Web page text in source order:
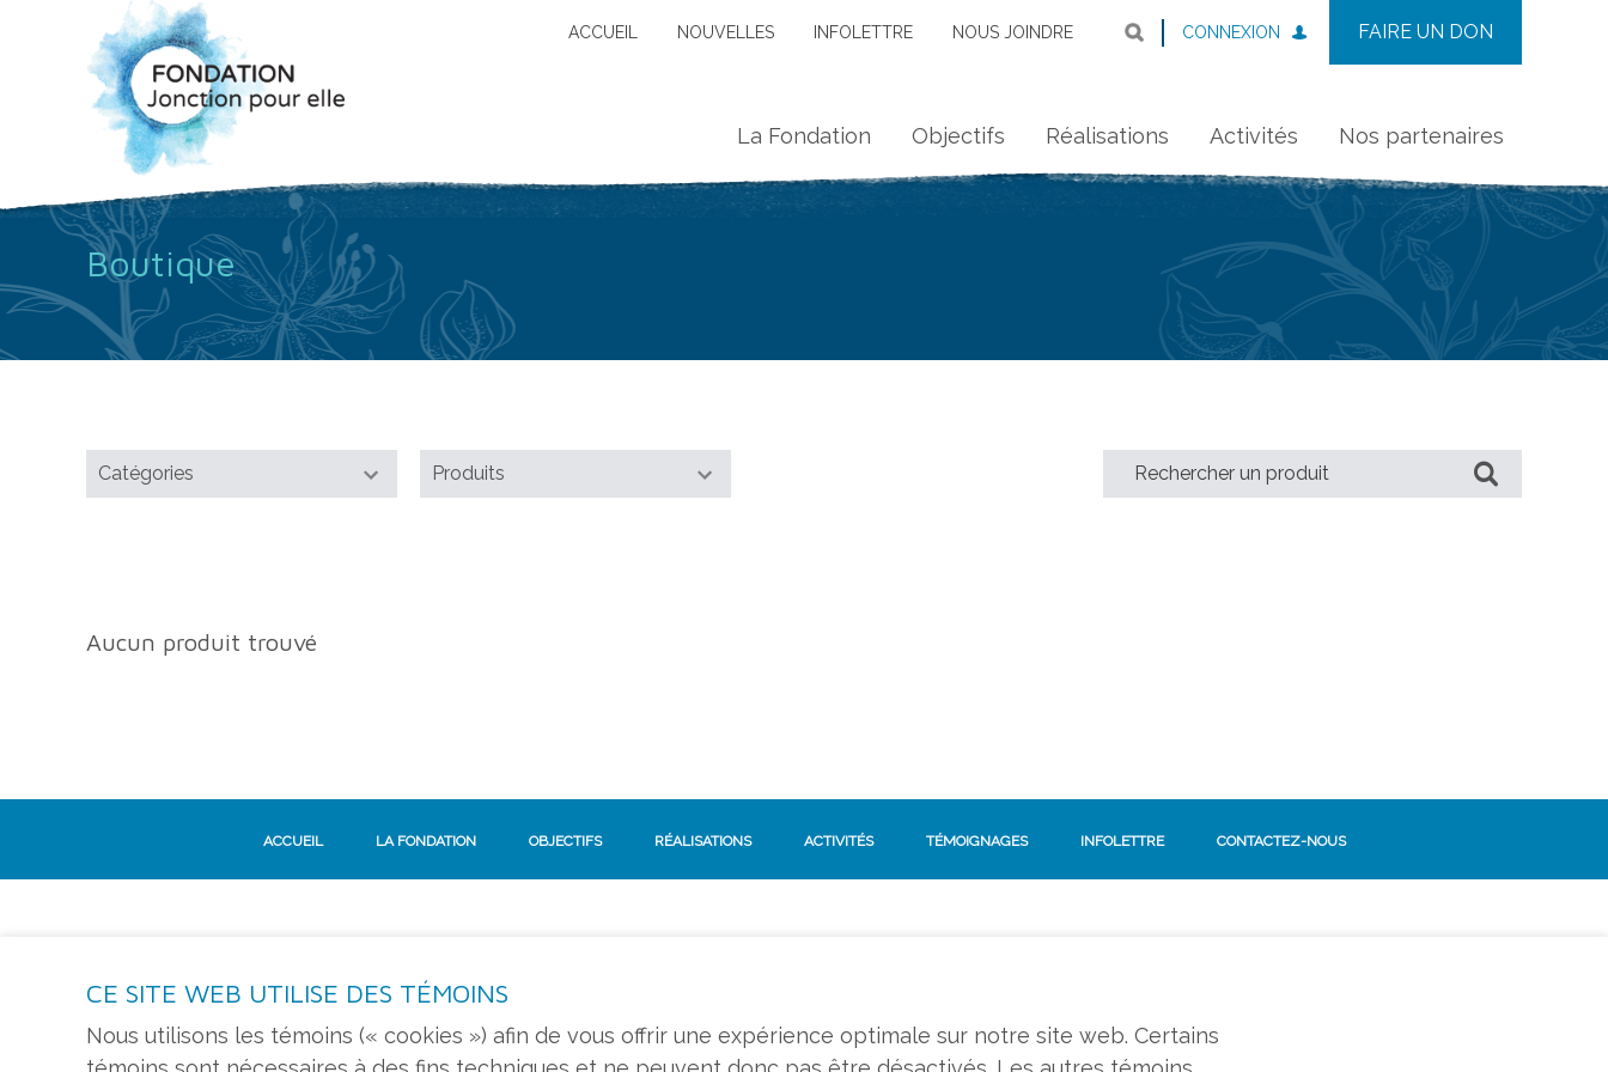
ACCUEIL NOUVELLES INFOLETTRE NOUS JOINDRE CONNEXION FAIRE UN DON
La Fondation Objectifs Réalisations Activités Nos partenaires
Boutique
Aucun produit trouvé
ACCUEIL LA FONDATION OBJECTIFS RÉALISATIONS ACTIVITÉS TÉMOIGNAGES INFOLETTRE CONTACTEZ-NOUS
S'ABONNER À L'INFOLETTRE
CE SITE WEB UTILISE DES TÉMOINS
Nous utilisons les témoins (« cookies ») afin de vous offrir une expérience optimale sur notre site web. Certains